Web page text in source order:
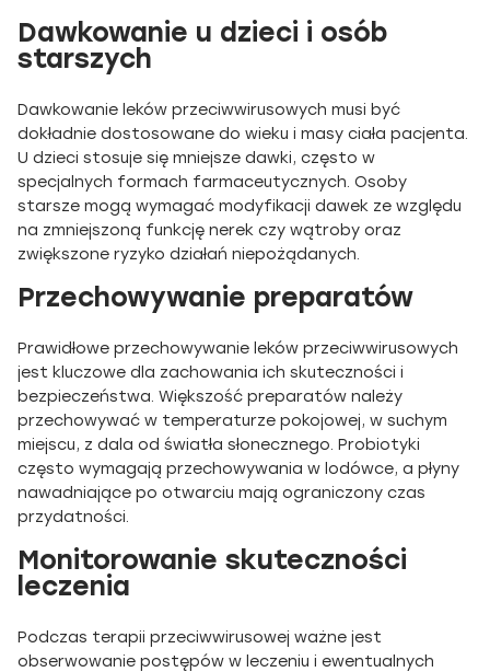
Dawkowanie u dzieci i osób
starszych
Dawkowanie leków przeciwwirusowych musi być
dokładnie dostosowane do wieku i masy ciała pacjenta.
U dzieci stosuje się mniejsze dawki, często w
specjalnych formach farmaceutycznych. Osoby
starsze mogą wymagać modyfikacji dawek ze względu
na zmniejszoną funkcję nerek czy wątroby oraz
zwiększone ryzyko działań niepożądanych.
Przechowywanie preparatów
Prawidłowe przechowywanie leków przeciwwirusowych
jest kluczowe dla zachowania ich skuteczności i
bezpieczeństwa. Większość preparatów należy
przechowywać w temperaturze pokojowej, w suchym
miejscu, z dala od światła słonecznego. Probiotyki
często wymagają przechowywania w lodówce, a płyny
nawadniające po otwarciu mają ograniczony czas
przydatności.
Monitorowanie skuteczności
leczenia
Podczas terapii przeciwwirusowej ważne jest
obserwowanie postępów w leczeniu i ewentualnych